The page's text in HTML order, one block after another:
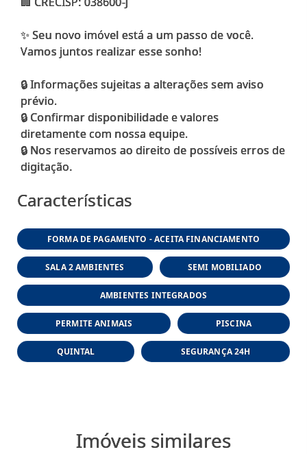
✨ Seu novo imóvel está a um passo de você.
Vamos juntos realizar esse sonho!
🔒 Informações sujeitas a alterações sem aviso
prévio.
🔒 Confirmar disponibilidade e valores
diretamente com nossa equipe.
🔒 Nos reservamos ao direito de possíveis erros de
Características
FORMA DE PAGAMENTO - ACEITA FINANCIAMENTO
SALA 2 AMBIENTES SEMI MOBILIADO
AMBIENTES INTEGRADOS
PERMITE ANIMAIS PISCINA
QUINTAL SEGURANÇA 24H
Imóveis similares